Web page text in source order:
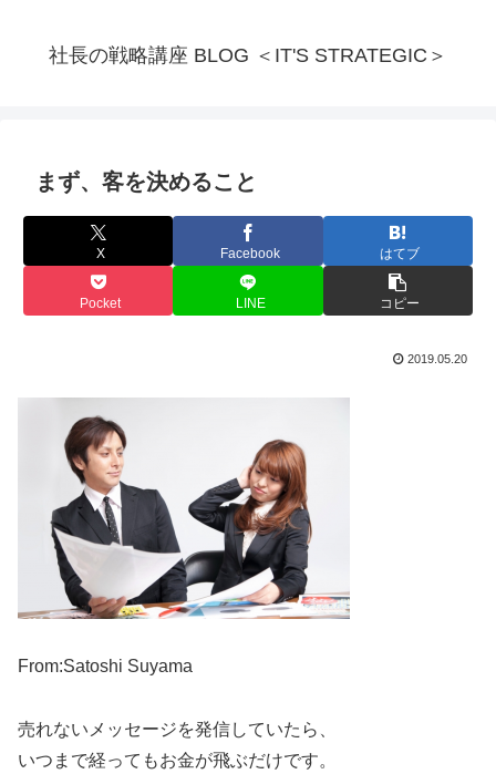
社長の戦略講座 BLOG ＜IT'S STRATEGIC＞
まず、客を決めること
X Facebook はてブ
Pocket LINE コピー
2019.05.20
From:Satoshi Suyama
売れないメッセージを発信していたら、
いつまで経ってもお金が飛ぶだけです。